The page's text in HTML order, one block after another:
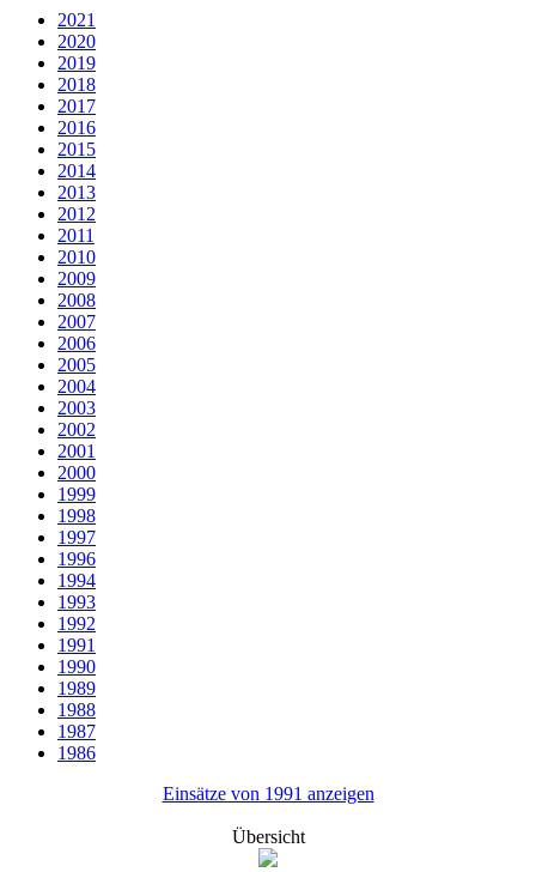
2021
2020
2019
2018
2017
2016
2015
2014
2013
2012
2011
2010
2009
2008
2007
2006
2005
2004
2003
2002
2001
2000
1999
1998
1997
1996
1994
1993
1992
1991
1990
1989
1988
1987
1986
Einsätze von 1991 anzeigen
Übersicht